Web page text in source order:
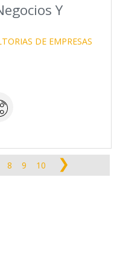
Y
DE EMPRESAS
8 9 10 ❯